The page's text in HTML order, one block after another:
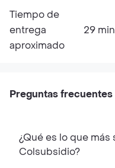
Tiempo de
entrega
aproximado
29
Preguntas frecuentes
¿Qué es lo que
Colsubsidio?